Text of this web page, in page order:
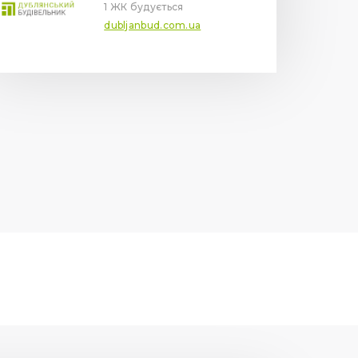
1 ЖК будується
dubljanbud.com.ua